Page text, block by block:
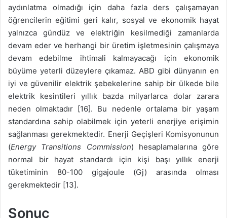
aydınlatma olmadığı için daha fazla ders çalışamayan
öğrencilerin eğitimi geri kalır, sosyal ve ekonomik hayat
yalnızca gündüz ve elektriğin kesilmediği zamanlarda
devam eder ve herhangi bir üretim işletmesinin çalışmaya
devam edebilme ihtimali kalmayacağı için ekonomik
büyüme yeterli düzeylere çıkamaz. ABD gibi dünyanın en
iyi ve güvenilir elektrik şebekelerine sahip bir ülkede bile
elektrik kesintileri yıllık bazda milyarlarca dolar zarara
neden olmaktadır [16]. Bu nedenle ortalama bir yaşam
standardına sahip olabilmek için yeterli enerjiye erişimin
sağlanması gerekmektedir. Enerji Geçişleri Komisyonunun
(Energy Transitions Commission) hesaplamalarına göre
normal bir hayat standardı için kişi başı yıllık enerji
tüketiminin 80-100 gigajoule (Gj) arasında olması
gerekmektedir [13].
Sonuç